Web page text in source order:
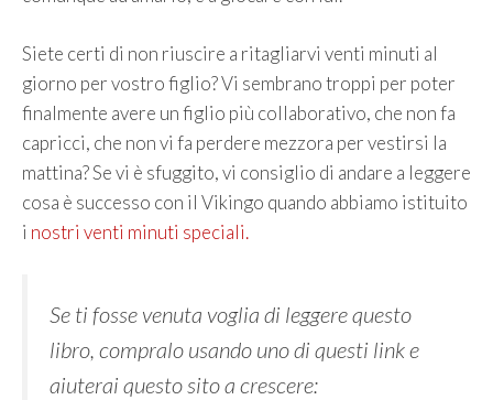
Siete certi di non riuscire a ritagliarvi venti minuti al
giorno per vostro figlio? Vi sembrano troppi per poter
finalmente avere un figlio più collaborativo, che non fa
capricci, che non vi fa perdere mezzora per vestirsi la
mattina? Se vi è sfuggito, vi consiglio di andare a leggere
cosa è successo con il Vikingo quando abbiamo istituito
i nostri venti minuti speciali.
Se ti fosse venuta voglia di leggere questo
libro, compralo usando uno di questi link e
aiuterai questo sito a crescere: